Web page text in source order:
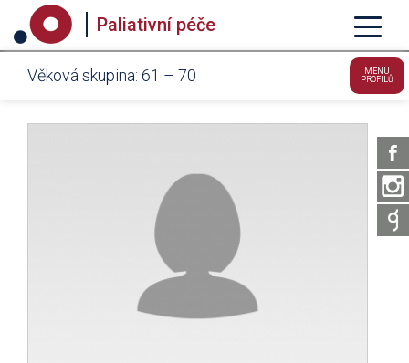
Paliativní péče
Věková skupina: 61 – 70
MENU
PROFILŮ